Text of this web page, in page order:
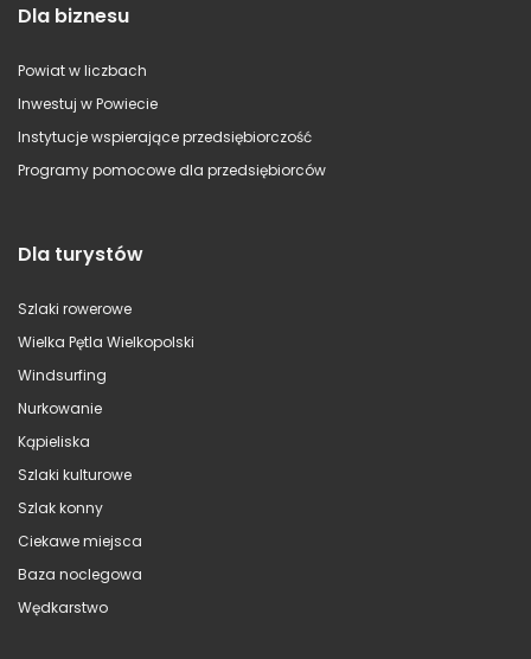
Dla biznesu
Powiat w liczbach
Inwestuj w Powiecie
Instytucje wspierające przedsiębiorczość
Programy pomocowe dla przedsiębiorców
Dla turystów
Szlaki rowerowe
Wielka Pętla Wielkopolski
Windsurfing
Nurkowanie
Kąpieliska
Szlaki kulturowe
Szlak konny
Ciekawe miejsca
Baza noclegowa
Wędkarstwo